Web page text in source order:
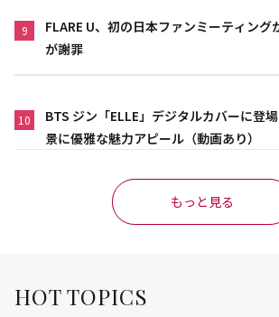
9
FLARE U、初の日本ファンミーティン
が謝罪
10
BTS ジン「ELLE」デジタルカバーに登
景に優雅な魅力アピール（動画あり）
もっと見る
HOT TOPICS